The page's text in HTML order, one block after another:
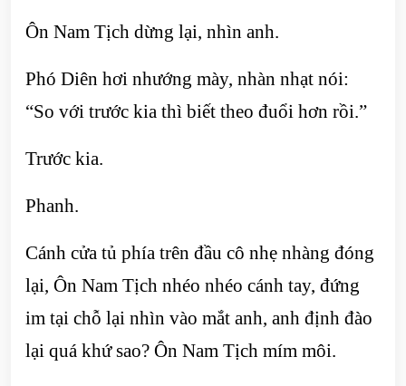
Ôn Nam Tịch dừng lại, nhìn anh.
Phó Diên hơi nhướng mày, nhàn nhạt nói:
“So với trước kia thì biết theo đuổi hơn rồi.”
Trước kia.
Phanh.
Cánh cửa tủ phía trên đầu cô nhẹ nhàng đóng
lại, Ôn Nam Tịch nhéo nhéo cánh tay, đứng
im tại chỗ lại nhìn vào mắt anh, anh định đào
lại quá khứ sao? Ôn Nam Tịch mím môi.